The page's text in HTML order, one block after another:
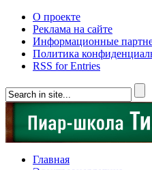
О проекте
Реклама на сайте
Информационные
Политика
RSS for Entries
Главная